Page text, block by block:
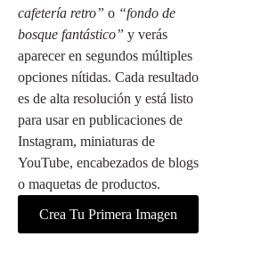
cafetería retro” o “fondo de
bosque fantástico” y verás
aparecer en segundos múltiples
opciones nítidas. Cada resultado
es de alta resolución y está listo
para usar en publicaciones de
Instagram, miniaturas de
YouTube, encabezados de blogs
o maquetas de productos.
Crea Tu Primera Imagen